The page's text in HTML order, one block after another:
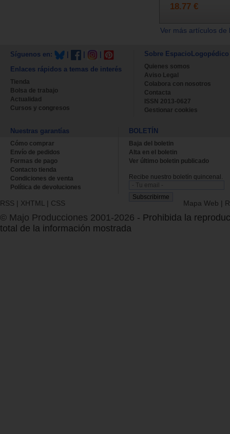
18.77 €
Ver más artículos
Síguenos en:
Enlaces rápidos a temas de interés
Tienda
Bolsa de trabajo
Actualidad
Cursos y congresos
Sobre EspacioLogopédico
Quienes somos
Aviso Legal
Colabora con nosotros
Contacta
ISSN 2013-0627
Gestionar cookies
Nuestras garantías
Cómo comprar
Envío de pedidos
Formas de pago
Contacto tienda
Condiciones de venta
Política de devoluciones
BOLETÍN
Baja del boletin
Alta en el boletin
Ver último boletin publicado
Recibe nuestro boletín quincenal.
RSS | XHTML | CSS Mapa Web |
© Majo Producciones 2001-2026 - Prohibida la
total de la información mostrada